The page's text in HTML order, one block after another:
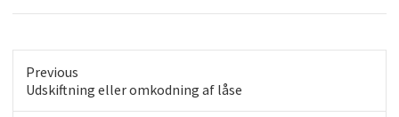
Previous
Previous
post:
Udskiftning eller omkodning af låse